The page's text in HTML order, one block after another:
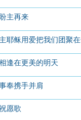
主再来
耶稣用爱把我们团聚
逢在更美的明天
奉携手并肩
愿歌